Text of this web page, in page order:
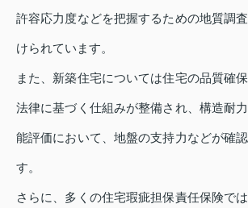
許容応力度などを把握するための地質調
けられています。
また、新築住宅については住宅の品質確
法律に基づく仕組みが整備され、構造耐
能評価において、地盤の支持力などが確
す。
さらに、多くの住宅瑕疵担保責任保険で